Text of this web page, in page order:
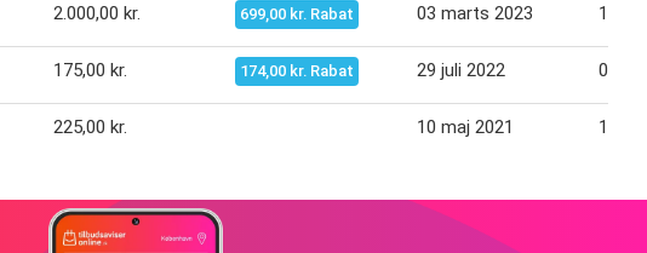
2.000,00 kr. 699,00 kr. Rabat 03 marts 2023 14
175,00 kr. 174,00 kr. Rabat 29 juli 2022 07
225,00 kr. 10 maj 2021 16